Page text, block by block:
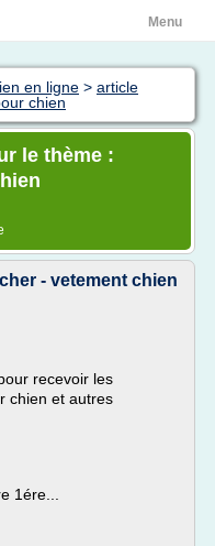
Menu
en ligne > article
chien
le thème :
- vetement chien
recevoir les
chien et autres
1ére...